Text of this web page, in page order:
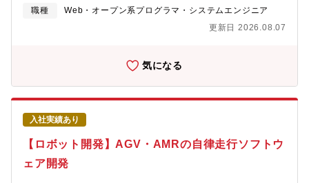
工程を自動化するのは必須となっている。昨今のヒューマノイド
ロボットなどに代表されるAIによるロボット制御技術に期待をし
【詳細】-ADAS/Cockpit向けSoC要件(NPUアーキ)の先行開発
マーク、トヨタのAIモデルに最適なアーキテクチャ検討-
量子化や軽量化など最適化技術の検討、SOCベンダ各社のAI実装
ツールへの要求定義(改善案)■本求人の想定役割：メンバー・チー
ムリーダー【職場イメージ】2024年に新設され、メンバの大半が
電機メーカや半導体メーカからのキャリア入社であり、まだまだ
少人数の部隊ですが、これから将来成長が期待される組織です。
【社員インタビュー】https://www.talent-
book.jp/toyota/stories/59237【ミッション】基本的には、ECU
メーカや半導体メーカと協力しながら、車載半導体の先行開発・
企画戦略を担う部署です。加えて、自動車の将来像の具現化が求
職種
Web・オープン系プログラマ・システムエンジニア
更新日 2026.08.07
気になる
入社実績あり
【ロボット開発】AGV・AMRの自律走行ソフトウ
ェア開発